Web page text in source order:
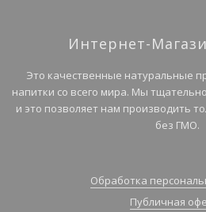
Интернет-
Это качественные натуральные
напитки со всего мира. Мы
и это позволяет нам производить
без ГМО.
Обработка
Публичная